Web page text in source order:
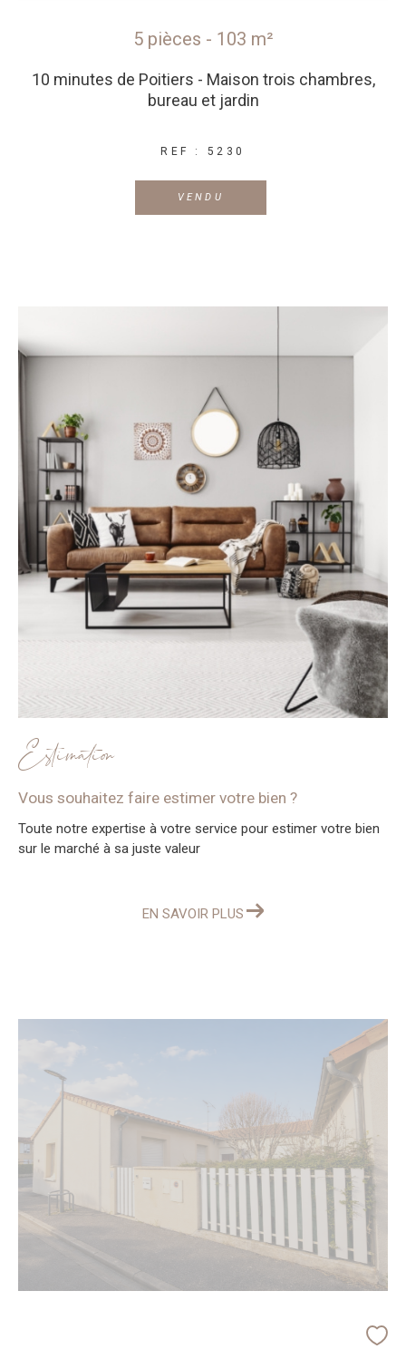
5 pièces - 103 m²
10 minutes de Poitiers - Maison trois chambres,
bureau et jardin
REF : 5230
VENDU
Estimation
Vous souhaitez faire estimer votre bien ?
Toute notre expertise à votre service pour estimer votre bien
sur le marché à sa juste valeur
EN SAVOIR PLUS